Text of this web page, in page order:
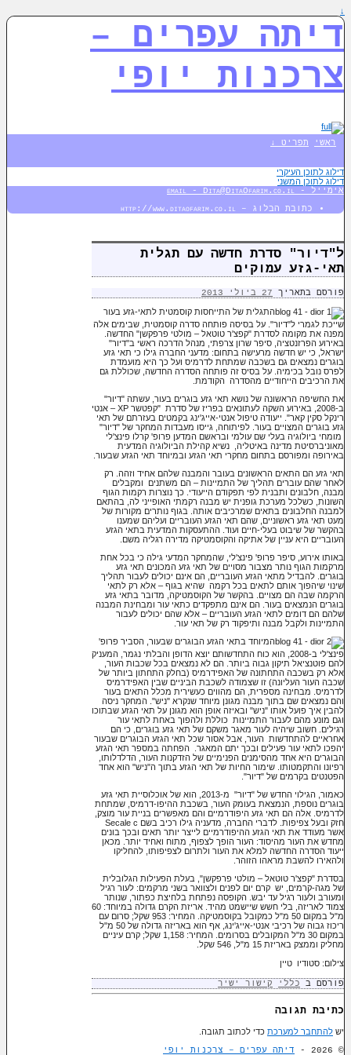
↓
דיתה עפרים –
צרכנות יופי
ראשי תפריט ↓
דילוג לתוכן העיקרי
דילוג לתוכן המשני
אימייל - email - Dita@DitaOfarim.co.il
כתובת הבלוג – http://www.ditaofarim.co.il
ל"דיור" סדרת חדשה עם תגלית
תאי-גזע עמוקים
פורסם בתאריך 27 ביולי 2013
התגלית של התייחסות קוסמטית לתאי-גזע בעור
שייכת לגמרי ל"דיור". על בסיסה פותחה סדרה קוסמטית, שבימים אלה
מפנה את מקומה לסדרת "קפצ'ר טוטאל – מולטי פרפקשן" החדשה.
באירוע הפרזנטציה, סיפר שרון צרפתי, מנהל הדרכה ראשי ב"דיור"
ישראל, כי יש חדשה מרעישה בתחום: מדעני החברה גילו כי תאי גזע
בוגרים נמצאים גם בשכבה שמתחת לדרמיס ועל כך היא מועמדת
לפרס נובל בכימיה. על בסיס זה פותחה הסדרה החדשה, שכוללת גם
את הרכיבים הייחודיים מהסדרה הקודמת.
את החשיפה הראשונה של נושא תאי גזע בוגרים בעור, עשתה "דיור"
ב-2008, באירוע השקה לעתונאים בפריז של סדרת "קפטשר XP – אנטי
רינקל סקין קאר". ייעודה טיפול אנטי-אייג'ינג בקמטים בעזרתם של תאי
גזע בוגרים המצויים בעור. לפיתוחה, גייסו מעבדות המחקר של "דיור"
מומחי ביולוגיה בעלי שם עולמי ובראשם המדען פרופ' קרלו פינצ'לי
מאוניברסיטת מדינה באיטליה, נשיא קהילת הביולוגיה המדעית
באירופה ומפורסם בתחום מחקרי תאי הגזע ובמיוחד תאי הגזע שבעור.
תאי גזע הם התאים הראשונים בעובר והמבנה שלהם אחיד וזהה. רק
לאחר שהם עוברים תהליך של התמיינות – הם משתנים ומקבלים
מבנה, חלבונים ותבנית לפי תפקודם הייעודי. כך נוצרות רקמות הגוף
השונות, כשלכל מערכת גופנית יש מבנה רקמתי האופייני לה, בהתאם
למבנה החלבונים בתאים שמרכיבים אותה. בגוף נותרים מקורות של
מעט תאי גזע ראשוניים, שהם תאי הגזע העובריים ועליהם שמענו
בהקשר של שיבוט בעלי-חיים ועוד. ההתעסקות המדעית בתאי הגזע
העובריים היא עניין של אתיקה והקוסמטיקה מדירה רגליה משם.
באותו אירוע, סיפר פרופ' פינצ'לי, שהמחקר המדעי גילה כי בכל אחת
מרקמות הגוף נותר מצבור מסויים של תאי גזע המכונים תאי גזע
בוגרים. להבדיל מתאי הגזע העובריים, הם אינם יכולים לעבור תהליך
שינוי שיהפוך אותם לתאים בכל רקמה שהיא בגוף – אלא רק לתאי
הרקמה שבה הם מצויים. בהקשר של הקוסמטיקה, מדובר בתאי גזע
בוגרים הנמצאים בעור. הם אינם מתפקדים כתאי עור ומבחינת המבנה
שלהם הם דומים לתאי הגזע העובריים – אלא שהם יכולים לעבור
התמיינות ולקבל מבנה ותיפקוד רק של תאי עור.
המיוחד בתאי הגזע הבוגרים שבעור, הסביר פרופ'
פינצ'לי ב-2008, הוא כוח התחדשותם יוצא הדופן והבלתי נגמר, המעניק
להם פוטנציאל תיקון גבוה ביותר. הם לא נמצאים בכל שכבות העור,
אלא רק בשכבה התחתונה של האפידרמיס (בחלק התחתון ביותר של
שכבה העור העליונה) זו שצמודה לשכבת הביניים שבין האפידרמיס
לדרמיס. מבחינה מספרית, הם מהווים כעשירית מכלל התאים בעור
והם נמצאים שם בתוך מבנה מגונן מיוחד שנקרא "ניש". המחקר ניסה
להבין איך פועל אותו "ניש" ובאיזה אופן הוא מגונן על תאי הגזע שבתוכו
וגם מונע מהם לעבור התמיינות כוללת ולהפוך באחת לתאי עור
רגילים. חשוב שיהיה לעור מאגר משקם של תאי גזע בוגרים, כי הם
אחראיים להתחדשות העור, אבל אסור שכל תאי הגזע הבוגרים שבעור
יהפכו לתאי עור פעילים ובכך יתם המאגר. הפחתה במספר תאי הגזע
הבוגרים היא אחד מהסימנים הפנימיים של הזדקנות העור, הדלדלותו,
רפיונו והתקמטותו. שימור החיות של תאי הגזע בתוך ה"ניש" הוא אחד
הפטנטים בקרמים של "דיור".
כאמור, הגילוי החדש של "דיור" מ-2013, הוא של אוכלוסיית תאי גזע
בוגרים נוספת, הנמצאת בעומק העור, בשכבת ההיפו-דרמיס, שמתחת
לדרמיס. אלה הם תאי גזע היפודרמיים והם מאפשרים בניית עור מוצק,
חזק ובעל צפיפות. לדברי החברה, מדעניה גילו רכיב בשם Secale c
אשר מעודד את תאי הגזע ההיפודרמיים לייצר יותר תאים ובכך בונים
מחדש את העור מהיסוד: העור הופך לצפוף, מתוח ואחיד יותר. מכאן
ייעוד הסדרה החדשה למלא את העור ולתרום לצפיפותו, להחליקו
ולהאירו להשבת מראהו הזוהר.
בסדרת "קפצ'ר טוטאל – מולטי פרפקשן", בעלת הפעילות הגלובלית
של מגה-קרמים, יש קרם יום לפנים ולצוואר בשני מרקמים: לעור רגיל
ומעורב ולעור רגיל עד יבש. הקופסה נפתחת בלחיצת כפתור, שנותר
צמוד לאריזה, בלי חשש שיישמט מהיד. אריזת הקרם גדולה במיוחד: 60
מ"ל במקום 50 מ"ל כמקובל בקוסמטיקה. המחיר: 953 שקל; סרום עם
ריכוז גבוה של רכיבי אנטי-אייג'ינג, אף הוא באריזה גדולה של 50 מ"ל
במקום 30 מ"ל המקובלים בסרומים. המחיר: 1,158 שקל; קרם עיניים
מחליק וממצק באריזת 15 מ"ל, 546 שקל.
צילום: סטודיו טיין
פורסם ב כללי קישור ישיר
כתיבת תגובה
יש להתחבר למערכת כדי לכתוב תגובה.
© 2026 -
דיתה עפרים – צרכנות יופי